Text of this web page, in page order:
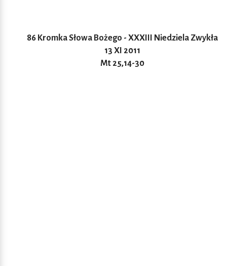
86 Kromka Słowa Bożego - XXXIII Niedziela Zwykła
13 XI 2011
Mt 25,14-30